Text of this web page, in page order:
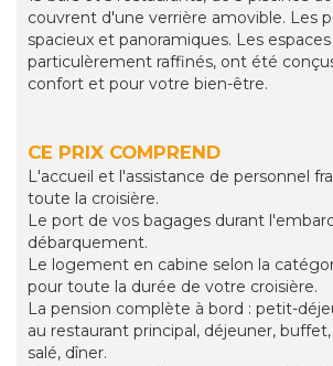
couvrent d'une verrière amovible. Les
spacieux et panoramiques. Les
particulèrement raffinés, ont été
confort et pour votre bien-être.
CE PRIX COMPREND
L'accueil et l'assistance de personnel
toute la croisière.
Le port de vos bagages durant
débarquement.
Le logement en cabine selon la
pour toute la durée de votre croisière.
La pension complète à bord : petit-
au restaurant principal, déjeuner,
salé, dîner.